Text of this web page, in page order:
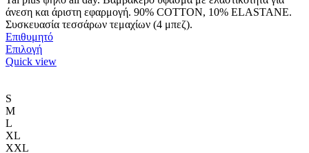
άνεση και άριστη εφαρμογή. 90% COTTON, 10% ELASTANΕ.
Συσκευασία τεσσάρων τεμαχίων (4 μπεζ).
Επιθυμητό
ΕπιλογήΑυτό
το
Quick view
S
M
L
XL
XXL